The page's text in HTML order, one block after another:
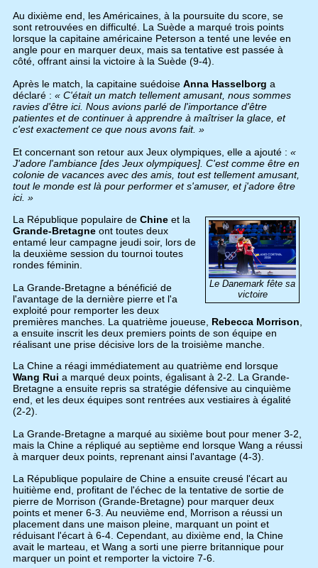
Au dixième end, les Américaines, à la poursuite du score, se
sont retrouvées en difficulté. La Suède a marqué trois points
lorsque la capitaine américaine Peterson a tenté une levée en
angle pour en marquer deux, mais sa tentative est passée à
côté, offrant ainsi la victoire à la Suède (9-4).
Après le match, la capitaine suédoise Anna Hasselborg a
déclaré : « C'était un match tellement amusant, nous sommes
ravies d'être ici. Nous avions parlé de l'importance d'être
patientes et de continuer à apprendre à maîtriser la glace, et
c'est exactement ce que nous avons fait. »
Et concernant son retour aux Jeux olympiques, elle a ajouté : «
J'adore l'ambiance [des Jeux olympiques]. C'est comme être en
colonie de vacances avec des amis, tout est tellement amusant,
tout le monde est là pour performer et s'amuser, et j'adore être
ici. »
Le Danemark fête sa
victoire
La République populaire de Chine et la
Grande-Bretagneont toutes deux
entamé leur campagne jeudi soir, lors de
la deuxième session du tournoi toutes
rondes féminin.
La Grande-Bretagne a bénéficié de
l'avantage de la dernière pierre et l'a
exploité pour remporter les deux
premières manches. La quatrième joueuse, Rebecca Morrison
a ensuite inscrit les deux premiers points de son équipe en
réalisant une prise décisive lors de la troisième manche.
La Chine a réagi immédiatement au quatrième end lorsque
Wang Rui a marqué deux points, égalisant à 2-2. La Grande-
Bretagne a ensuite repris sa stratégie défensive au cinquième
end, et les deux équipes sont rentrées aux vestiaires à égalité
(2-2).
La Grande-Bretagne a marqué au sixième bout pour mener 3-2,
mais la Chine a répliqué au septième end lorsque Wang a réussi
à marquer deux points, reprenant ainsi l'avantage (4-3).
La République populaire de Chine a ensuite creusé l'écart au
huitième end, profitant de l'échec de la tentative de sortie de
pierre de Morrison (Grande-Bretagne) pour marquer deux
points et mener 6-3. Au neuvième end, Morrison a réussi un
placement dans une maison pleine, marquant un point et
réduisant l'écart à 6-4. Cependant, au dixième end, la Chine
avait le marteau, et Wang a sorti une pierre britannique pour
marquer un point et remporter la victoire 7-6.